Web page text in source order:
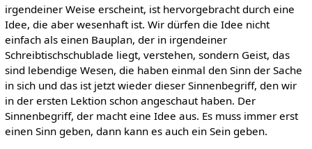
irgendeiner Weise erscheint, ist hervorgebracht durch eine
Idee, die aber wesenhaft ist. Wir dürfen die Idee nicht
einfach als einen Bauplan, der in irgendeiner
Schreibtischschublade liegt, verstehen, sondern Geist, das
sind lebendige Wesen, die haben einmal den Sinn der Sache
in sich und das ist jetzt wieder dieser Sinnenbegriff, den wir
in der ersten Lektion schon angeschaut haben. Der
Sinnenbegriff, der macht eine Idee aus. Es muss immer erst
einen Sinn geben, dann kann es auch ein Sein geben.